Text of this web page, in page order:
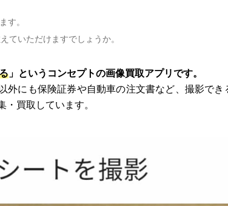
す。
ていただけますでしょうか。
」というコンセプトの画像買取アプリです。
外にも保険証券や自動車の注文書など、撮影で
買取しています。